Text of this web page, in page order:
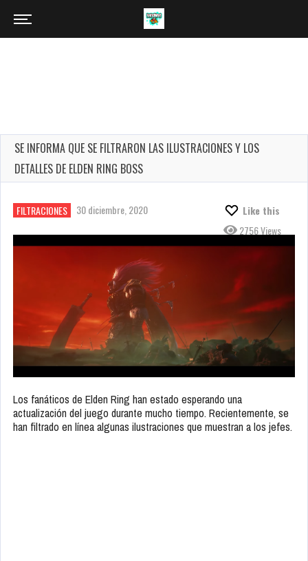
SE INFORMA QUE SE FILTRARON LAS ILUSTRACIONES Y LOS
DETALLES DE ELDEN RING BOSS
FILTRACIONES 30 diciembre, 2020
Like this
2756 Views
Los fanáticos de Elden Ring han estado esperando una
actualización del juego durante mucho tiempo. Recientemente, se
han filtrado en línea algunas ilustraciones que muestran a los jefes.